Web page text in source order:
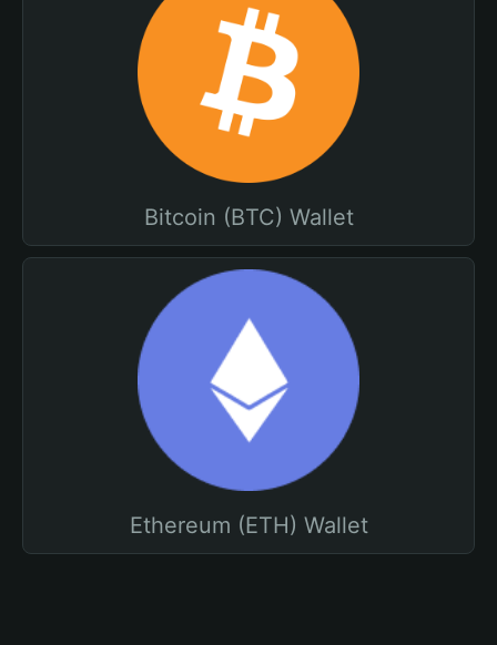
Bitcoin (BTC) Wallet
Ethereum (ETH) Wallet